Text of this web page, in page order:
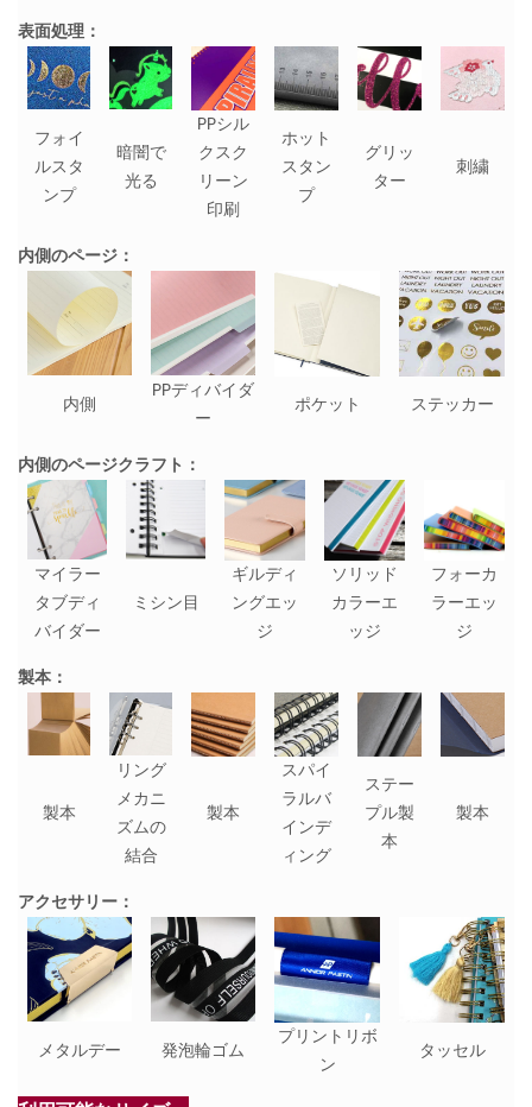
表面処理：
フォイ
ルスタ
ンプ
暗闇で
光る
PPシル
クスク
リーン
印刷
ホット
スタン
プ
グリッ
ター
刺繍
内側のページ：
内側
PPディバイダ
ー
ポケット ステッカー
内側のページクラフト：
マイラー
タブディ
バイダー
ミシン目
ギルディ
ングエッ
ジ
ソリッド
カラーエ
ッジ
フォーカ
ラーエッ
ジ
製本：
製本
リング
メカニ
ズムの
結合
製本
スパイ
ラルバ
インデ
ィング
ステー
プル製
本
製本
アクセサリー：
メタルデー 発泡輪ゴム
プリントリボ
ン
タッセル